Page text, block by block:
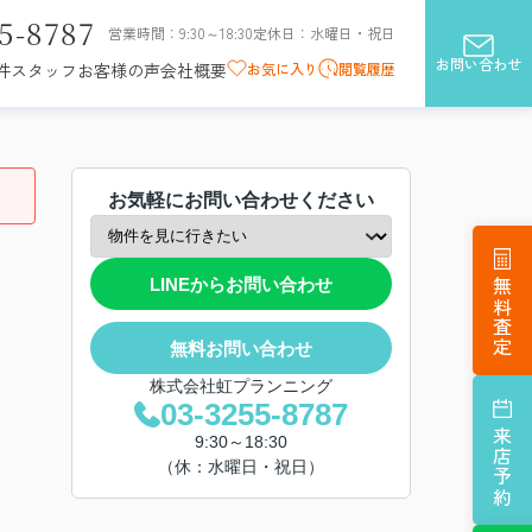
8787 営業時間：9:30～18:30定休日：水曜日・祝日
スタッフ お客様の声会社概要 お気に入り 閲覧履歴 お問い合わせ
無料査定
来店予約
お気軽にお問い合わせください
LINEからお問い合わせ
無料お問い合わせ
株式会社虹プランニング
03-3255-8787
9:30～18:30
（休：水曜日・祝日）